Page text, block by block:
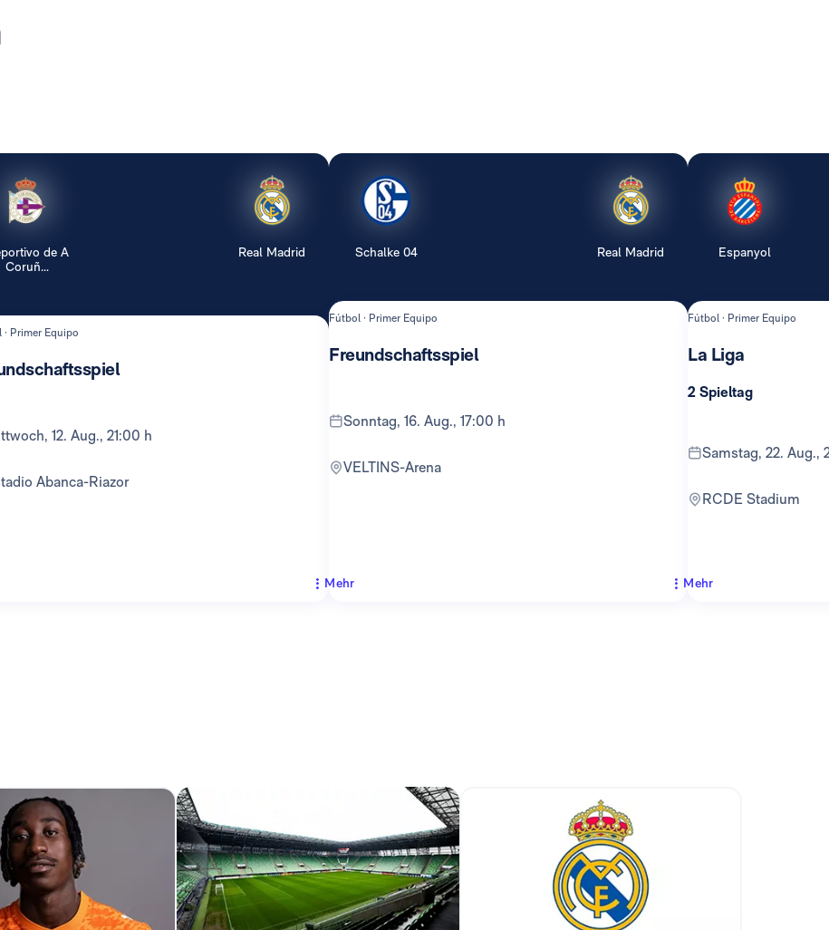
de A
Coruñ...
Real Madrid
Primer Equipo
12. Aug., 21:00 h
Abanca-Riazor
Schalke 04 Real Madrid
Fútbol · Primer Equipo
Freundschaftsspiel
Sonntag, 16. Aug., 17:00 h
VELTINS-Arena
Mehr
Espanyol
Fútbol · Primer Equipo
La Liga
2 Spieltag
Samstag, 22. Aug.,
RCDE Stadium
Mehr